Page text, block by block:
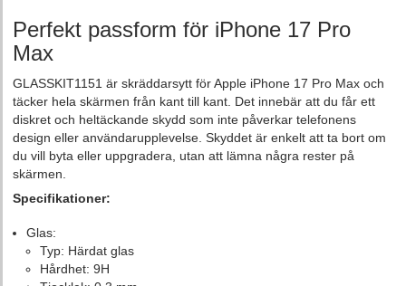
Perfekt passform för iPhone 17 Pro
Max
GLASSKIT1151 är skräddarsytt för Apple iPhone 17 Pro Max och
täcker hela skärmen från kant till kant. Det innebär att du får ett
diskret och heltäckande skydd som inte påverkar telefonens
design eller användarupplevelse. Skyddet är enkelt att ta bort om
du vill byta eller uppgradera, utan att lämna några rester på
skärmen.
Specifikationer:
Glas:
Typ: Härdat glas
Hårdhet: 9H